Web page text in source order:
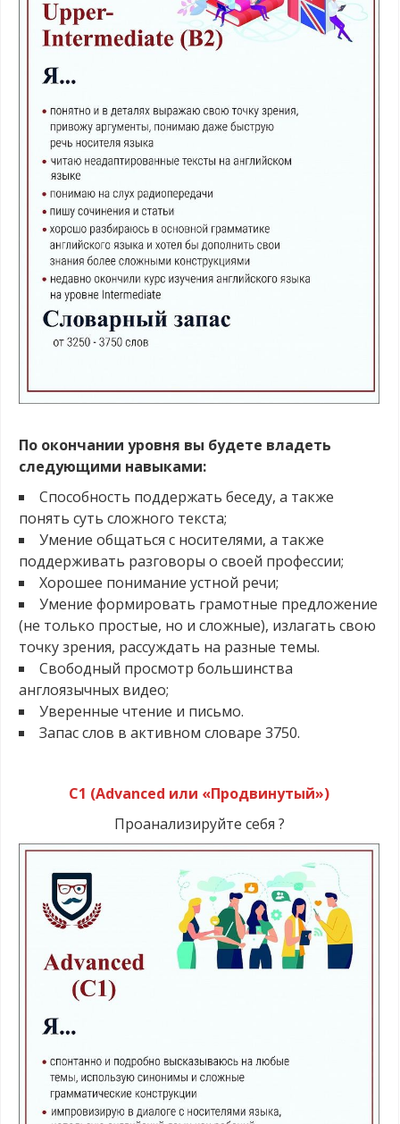
По окончании уровня вы будете владеть
следующими навыками:
Способность поддержать беседу, а также
понять суть сложного текста;
Умение общаться с носителями, а также
поддерживать разговоры о своей профессии;
Хорошее понимание устной речи;
Умение формировать грамотные предложение
(не только простые, но и сложные), излагать свою
точку зрения, рассуждать на разные темы.
Свободный просмотр большинства
англоязычных видео;
Уверенные чтение и письмо.
Запас слов в активном словаре 3750.
C1 (Advanced или «Продвинутый»)
Проанализируйте себя ?